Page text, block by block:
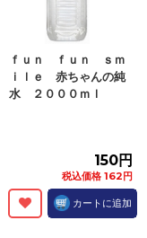
ｆｕｎ ｆｕｎ ｓｍ
ｉｌｅ 赤ちゃんの純
水 ２０００ｍｌ
150円
税込価格 162円
カートに追加